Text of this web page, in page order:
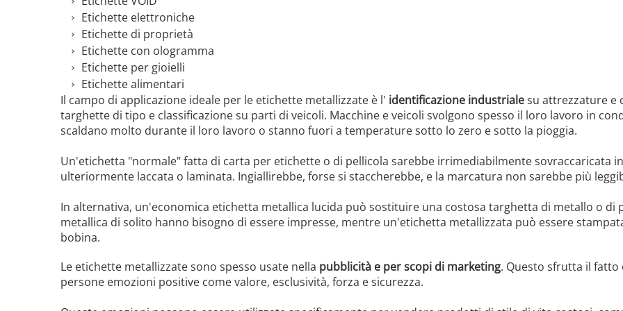
Etichette elettroniche
Etichette di proprietà
Etichette con ologramma
Etichette per gioielli
Etichette alimentari
Il campo di applicazione ideale per le etichette metallizzate è l' identificazione industrialesu attrezzature e
targhette di tipo e classificazione su parti di veicoli. Macchine e veicoli svolgono spesso il loro lavoro in
scaldano molto durante il loro lavoro o stanno fuori a temperature sotto lo zero e sotto la pioggia.
Un'etichetta "normale" fatta di carta per etichette o di pellicola sarebbe irrimediabilmente sovraccaricata
ulteriormente laccata o laminata. Ingiallirebbe, forse si staccherebbe, e la marcatura non sarebbe più
In alternativa, un'economica etichetta metallica lucida può sostituire una costosa targhetta di metallo o di
metallica di solito hanno bisogno di essere impresse, mentre un'etichetta metallizzata può essere
bobina.
Le etichette metallizzate sono spesso usate nella pubblicità e per scopi di marketing. Questo sfrutta il fatto
persone emozioni positive come valore, esclusività, forza e sicurezza.